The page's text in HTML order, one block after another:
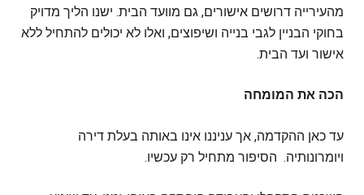
מהעירייה דרושים אישורים, גם מוועד הבית. ישנו הליך מדויק
בחוקי הבניין לגבי בנייה ושיפוצים, ואלו לא יכולים להתחיל ללא
אישור ועד הבית.
הכה את המומחה
עד כאן ההקדמה, אך עניננו אינו באותה בעלת דירה
ויומרונותיה. הסיפור מתחיל רק עכשיו.